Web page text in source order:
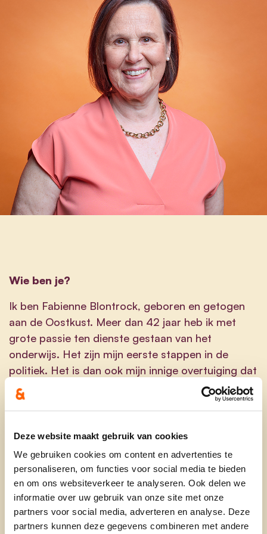
Deze website maakt gebruik van cookies
We gebruiken cookies om content en advertenties te
personaliseren, om functies voor social media te bieden
en om ons websiteverkeer te analyseren. Ook delen we
informatie over uw gebruik van onze site met onze
partners voor social media, adverteren en analyse. Deze
partners kunnen deze gegevens combineren met andere
Wie ben je?
Ik ben Fabienne Blontrock, geboren en getogen
aan de Oostkust. Meer dan 42 jaar heb ik met
grote passie ten dienste gestaan van het
onderwijs. Het zijn mijn eerste stappen in de
politiek. Het is dan ook mijn innige overtuiging dat
als we verandering of verbetering willen realiseren
in bepaalde maatschappelijke sectoren we er zelf
kritiek geven is al te gemakkelijk en brengt
bovendien geen enkel tastbaar resultaat met zich
mee. Als gepensioneerde beschik ik nu over de
nodige tijd en wil ik mij hiervoor engageren met
volle goesting. Ik ben dan ook voorstander van
een vorm van participatief politiek leiderschap dat
in staat is burgers mee op weg te nemen naar een